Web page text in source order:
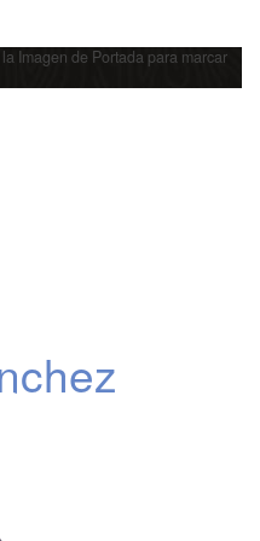
Imagen de Portada para marcar